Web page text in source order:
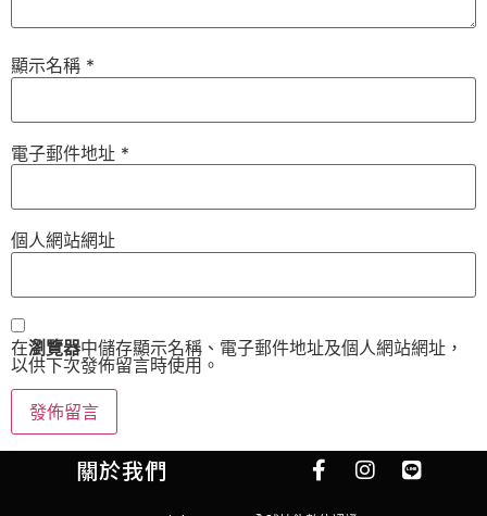
顯示名稱 *
電子郵件地址 *
個人網站網址
在瀏覽器中儲存顯示名稱、電子郵件地址及個人網站網址，
以供下次發佈留言時使用。
關於我們